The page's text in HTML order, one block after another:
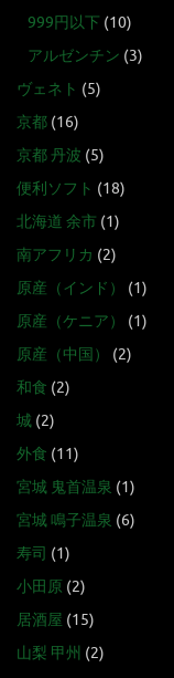
999円以下 (10)
アルゼンチン (3)
ヴェネト (5)
京都 (16)
京都 丹波 (5)
便利ソフト (18)
北海道 余市 (1)
南アフリカ (2)
原産（インド）
(1)
原産（ケニア）
(1)
原産（中国）
(2)
和食 (2)
城 (2)
外食 (11)
宮城 鬼首温泉 (1)
宮城 鳴子温泉 (6)
寿司 (1)
小田原 (2)
居酒屋 (15)
山梨 甲州 (2)